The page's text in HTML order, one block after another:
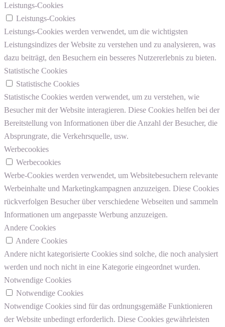
Leistungs-Cookies
Leistungs-Cookies
Leistungs-Cookies werden verwendet, um die wichtigsten
Leistungsindizes der Website zu verstehen und zu analysieren, was
dazu beiträgt, den Besuchern ein besseres Nutzererlebnis zu bieten.
Statistische Cookies
Statistische Cookies
Statistische Cookies werden verwendet, um zu verstehen, wie
Besucher mit der Website interagieren. Diese Cookies helfen bei der
Bereitstellung von Informationen über die Anzahl der Besucher, die
Absprungrate, die Verkehrsquelle, usw.
Werbecookies
Werbecookies
Werbe-Cookies werden verwendet, um Websitebesuchern relevante
Werbeinhalte und Marketingkampagnen anzuzeigen. Diese Cookies
rückverfolgen Besucher über verschiedene Webseiten und sammeln
Informationen um angepasste Werbung anzuzeigen.
Andere Cookies
Andere Cookies
Andere nicht kategorisierte Cookies sind solche, die noch analysiert
werden und noch nicht in eine Kategorie eingeordnet wurden.
Notwendige Cookies
Notwendige Cookies
Notwendige Cookies sind für das ordnungsgemäße Funktionieren
der Website unbedingt erforderlich. Diese Cookies gewährleisten